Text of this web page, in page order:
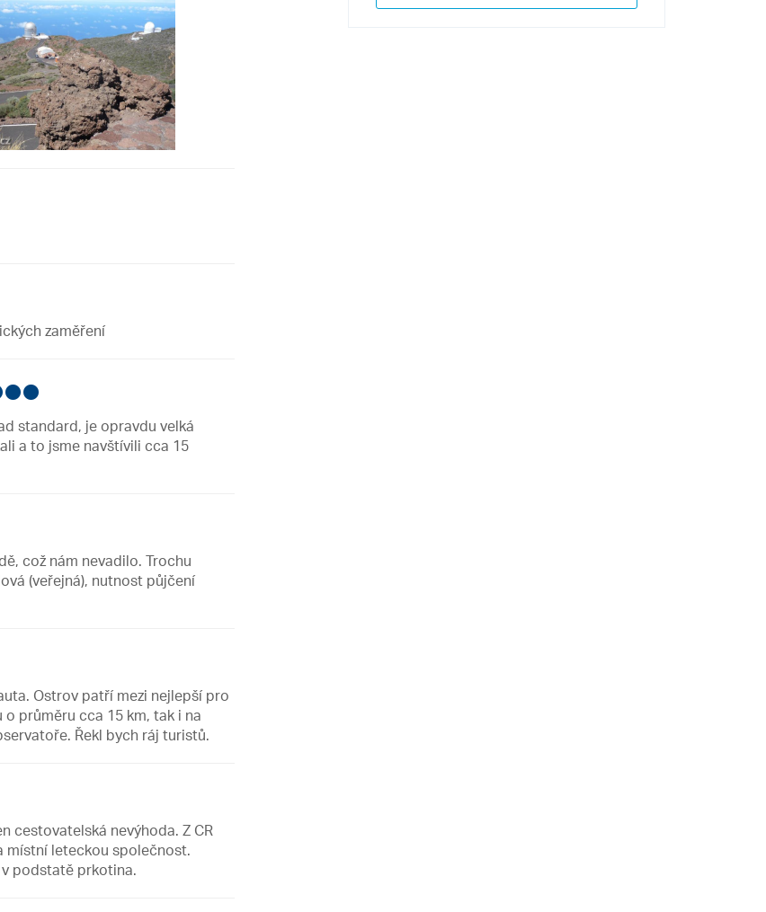
zaměření
standard, je opravdu velká
a to jsme navštívili cca 15
což nám nevadilo. Trochu
(veřejná), nutnost půjčení
Ostrov patří mezi nejlepší pro
průměru cca 15 km, tak i na
Řekl bych ráj turistů.
cestovatelská nevýhoda. Z CR
místní leteckou společnost.
podstatě prkotina.